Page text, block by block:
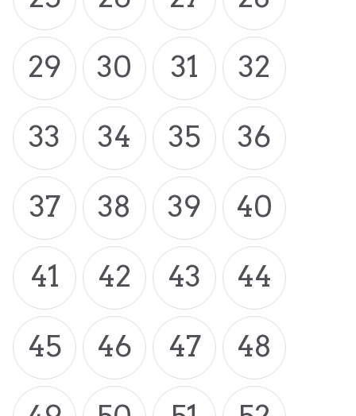
29
30 31
32
33
34 35
36
37
38 39
40
41
42 43
44
45
46 47
48